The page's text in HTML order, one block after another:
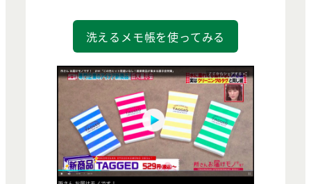
洗えるメモ帳を使ってみる